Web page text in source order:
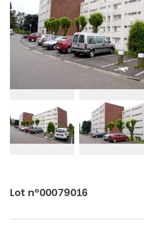
Lot n°00079016